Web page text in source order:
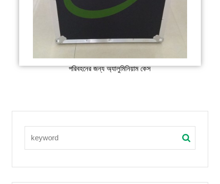
পরিবহনের জন্য অ্যালুমিনিয়াম কেস